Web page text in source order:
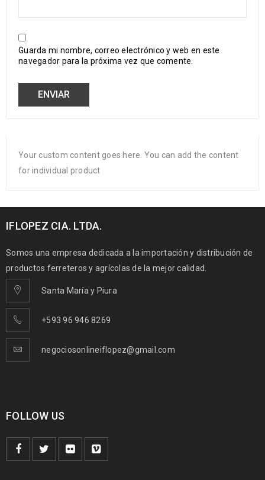
Guarda mi nombre, correo electrónico y web en este
navegador para la próxima vez que comente.
Your custom content goes here. You can add the content
for individual product
IFLOPEZ CIA. LTDA.
Somos una empresa dedicada a la importación y distribución de
productos ferreteros y agrícolas de la mejor calidad.
Santa María y Piura
+593 96 946 8269
negociosonlineiflopez@gmail.com
FOLLOW US